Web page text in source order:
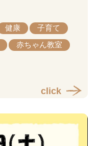
健康
子育て
赤ちゃん教室
click